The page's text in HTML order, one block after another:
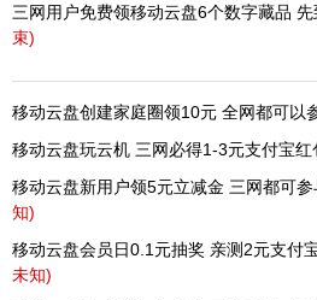
三网用户免费领移动云盘6个数字藏品
束)
移动云盘创建家庭圈领10元 全网都可以
移动云盘玩云机 三网必得1-3元支付宝红
移动云盘新用户领5元立减金 三网都可参
知)
移动云盘会员日0.1元抽奖 亲测2元支付
未知)